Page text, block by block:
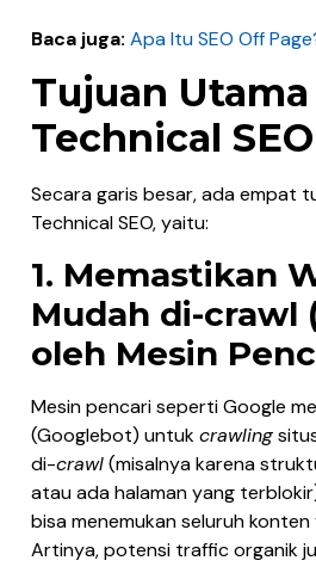
Baca juga: Apa Itu SEO Off
Tujuan
Technical SEO
Secara garis besar, ada empat
Technical SEO, yaitu:
1. Memastikan
Mudah di-crawl
oleh Mesin
Mesin pencari seperti Google
(Googlebot) untukcrawling
di-crawl(misalnya karena
atau ada halaman yang
bisa menemukan seluruh konten
Artinya, potensi traffic organik